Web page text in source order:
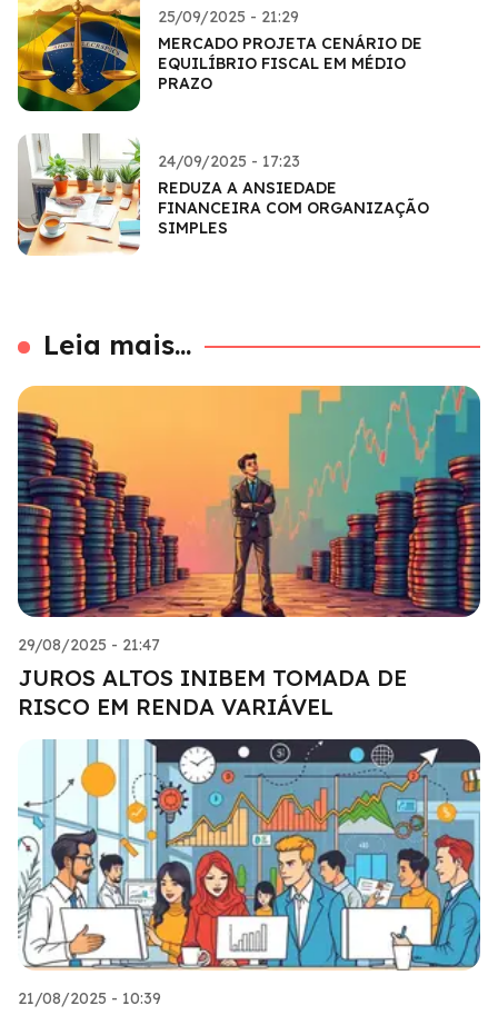
25/09/2025 - 21:29
MERCADO PROJETA CENÁRIO DE
EQUILÍBRIO FISCAL EM MÉDIO
PRAZO
24/09/2025 - 17:23
REDUZA A ANSIEDADE
FINANCEIRA COM ORGANIZAÇÃO
SIMPLES
Leia mais...
29/08/2025 - 21:47
JUROS ALTOS INIBEM TOMADA DE
RISCO EM RENDA VARIÁVEL
21/08/2025 - 10:39